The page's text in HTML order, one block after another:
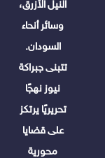
النيل الأزرق،
وسائر أنحاء
السودان.
تتبنى جبراكة
نيوز نهجًا
تحريريًا يرتكز
على قضايا
محورية